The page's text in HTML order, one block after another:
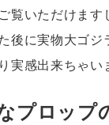
覧いただけます
後に実物大ゴジ
実感出来ちゃい
プロップ